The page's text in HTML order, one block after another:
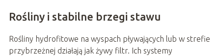
Rośliny i stabilne brzegi stawu
Rośliny hydrofitowe na wyspach pływających lub w strefie
przybrzeżnej działają jak żywy filtr. Ich systemy